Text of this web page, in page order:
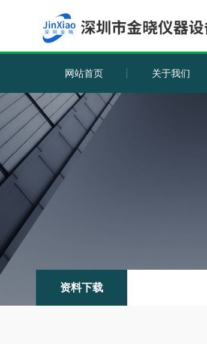
网站首页 关于我们
资料下载